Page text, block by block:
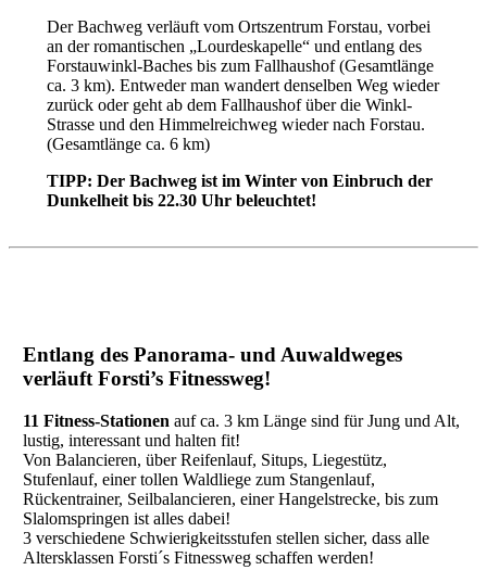
Der Bachweg verläuft vom Ortszentrum Forstau, vorbei
an der romantischen „Lourdeskapelle“ und entlang des
Forstauwinkl-Baches bis zum Fallhaushof (Gesamtlänge
ca. 3 km). Entweder man wandert denselben Weg wieder
zurück oder geht ab dem Fallhaushof über die Winkl-
Strasse und den Himmelreichweg wieder nach Forstau.
(Gesamtlänge ca. 6 km)
TIPP: Der Bachweg ist im Winter von Einbruch der
Dunkelheit bis 22.30 Uhr beleuchtet!
Entlang des Panorama- und Auwaldweges
verläuft Forsti’s Fitnessweg!
11 Fitness-Stationen auf ca. 3 km Länge sind für Jung und Alt,
lustig, interessant und halten fit!
Von Balancieren, über Reifenlauf, Situps, Liegestütz,
Stufenlauf, einer tollen Waldliege zum Stangenlauf,
Rückentrainer, Seilbalancieren, einer Hangelstrecke, bis zum
Slalomspringen ist alles dabei!
3 verschiedene Schwierigkeitsstufen stellen sicher, dass alle
Altersklassen Forsti´s Fitnessweg schaffen werden!